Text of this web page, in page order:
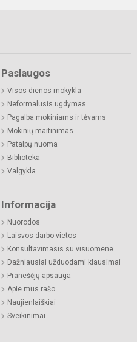
Paslaugos
Visos dienos mokykla
Neformalusis ugdymas
Pagalba mokiniams ir tėvams
Mokinių maitinimas
Patalpų nuoma
Biblioteka
Valgykla
Informacija
Nuorodos
Laisvos darbo vietos
Konsultavimasis su visuomene
Dažniausiai užduodami klausimai
Pranešėjų apsauga
Apie mus rašo
Naujienlaiškiai
Sveikinimai